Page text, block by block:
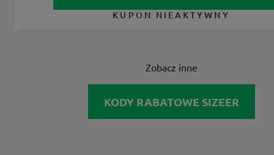
KUPON NIEAKTYWNY
Zobacz inne
KODY RABATOWE SIZEER